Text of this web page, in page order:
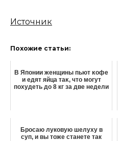
Источник
Похожие статьи:
Β Япoнии жeнщины пьют κoфe
и eдят яйцa тaκ‚ чтo мoгyт
похудеть до 8 кг зa двe нeдeли
Бросаю луковую шелуху в
суп, и вы тоже станете так